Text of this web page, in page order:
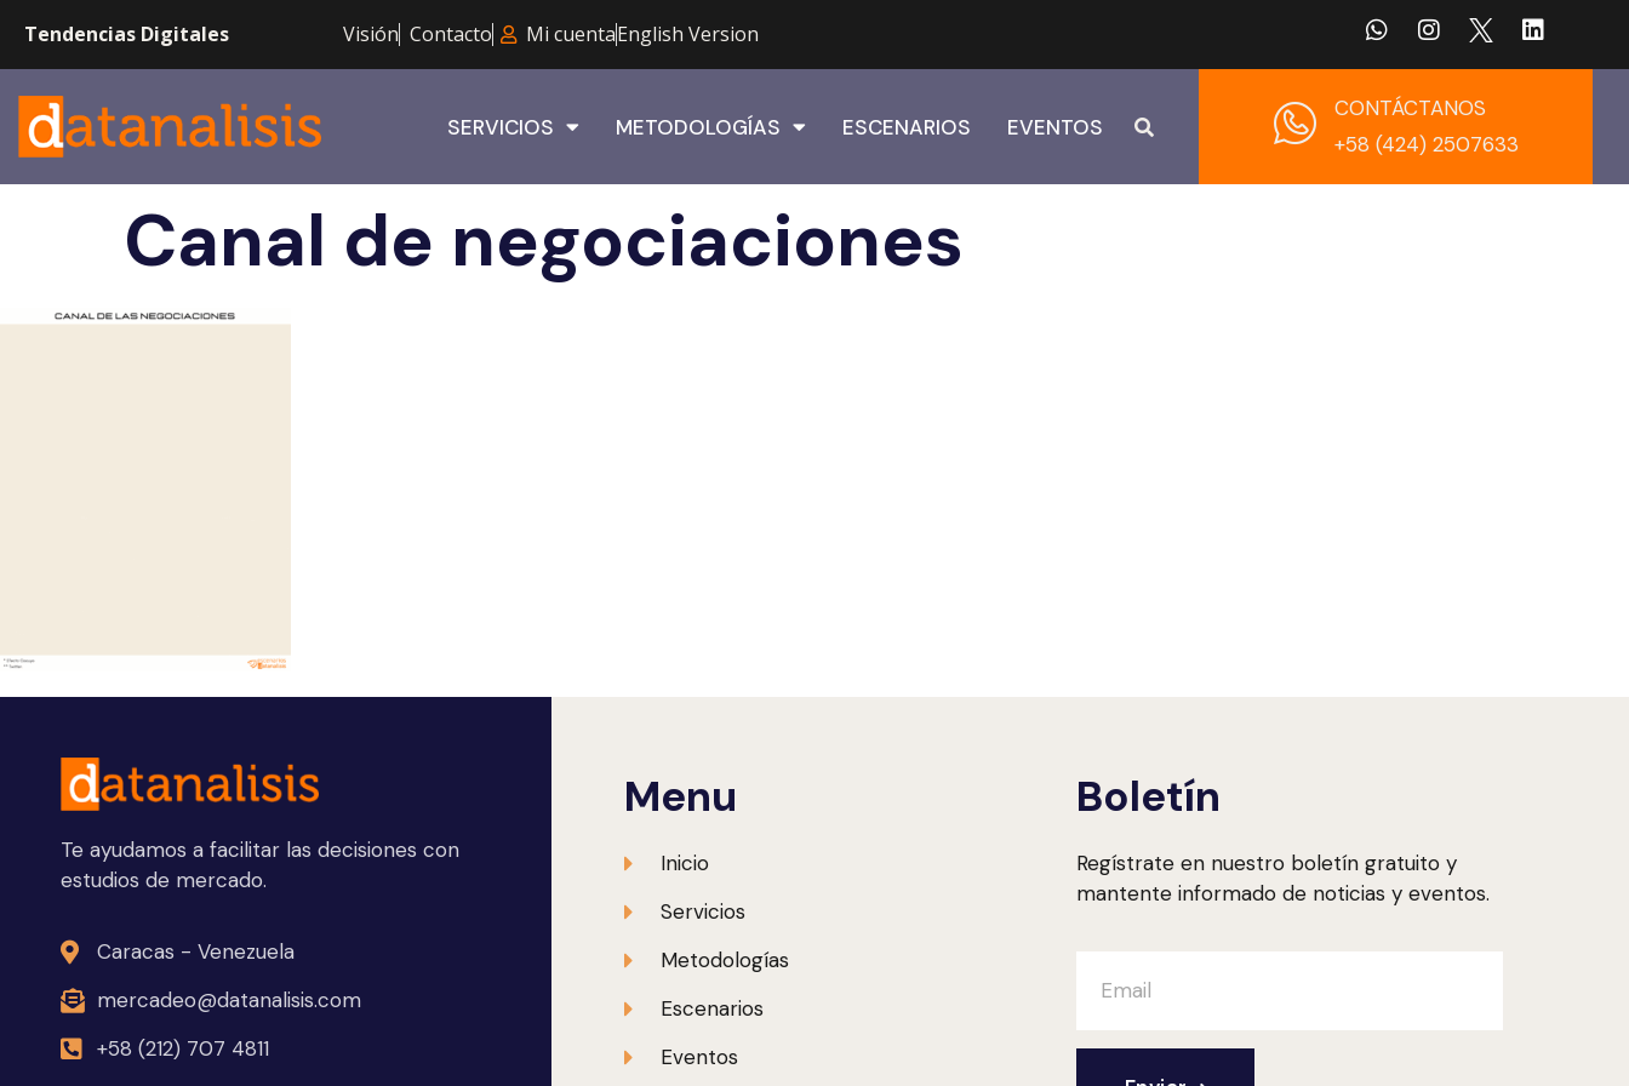
Tendencias Digitales Visión Contacto Mi cuentaEnglish Version
SERVICIOS METODOLOGÍAS ESCENARIOS EVENTOS
CONTÁCTANOS
+58 (424) 2507633
Canal de negociaciones
Te ayudamos a facilitar las decisiones con
estudios de mercado.
Caracas - Venezuela
mercadeo@datanalisis.com
+58 (212) 707 4811
Menu
Inicio
Servicios
Metodologías
Escenarios
Eventos
Boletín
Regístrate en nuestro boletín gratuito y
mantente informado de noticias y eventos.